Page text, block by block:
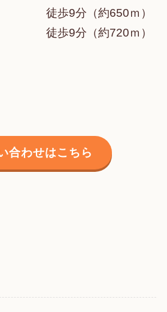
歩9分（約650ｍ）
歩9分（約720ｍ）
合わせはこちら